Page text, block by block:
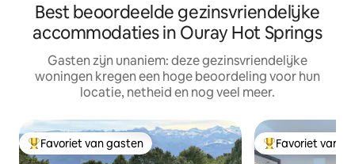
Best beoordeelde gezinsvriendelijke
accommodaties in Ouray Hot Springs
Gasten zijn unaniem: deze gezinsvriendelijke
woningen kregen een hoge beoordeling voor hun
locatie, netheid en nog veel meer.
Topfavoriet van gasten
Favoriet van gasten Topfavoriet van
Favoriet van